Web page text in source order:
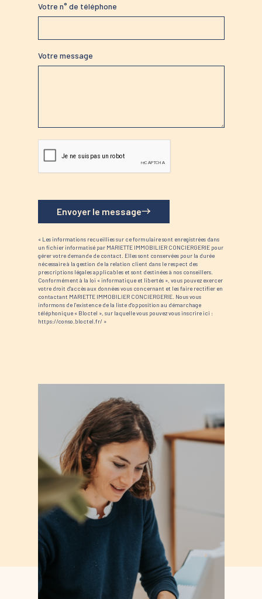
Votre n° de téléphone
Votre message
Envoyer le message
« Les informations recueillies sur ce formulaire sont enregistrées dans
un fichier informatisé par MARIETTE IMMOBILIER CONCIERGERIE pour
gérer votre demande de contact. Elles sont conservées pour la durée
nécessaire à la gestion de la relation client dans le respect des
prescriptions légales applicables et sont destinées à nos conseillers.
Conformément à la loi « informatique et libertés », vous pouvez exercer
votre droit d'accès aux données vous concernant et les faire rectifier en
contactant MARIETTE IMMOBILIER CONCIERGERIE. Nous vous
informons de l'existence de la liste d'opposition au démarchage
téléphonique « Bloctel », sur laquelle vous pouvez vous inscrire ici :
https://conso.bloctel.fr/ »